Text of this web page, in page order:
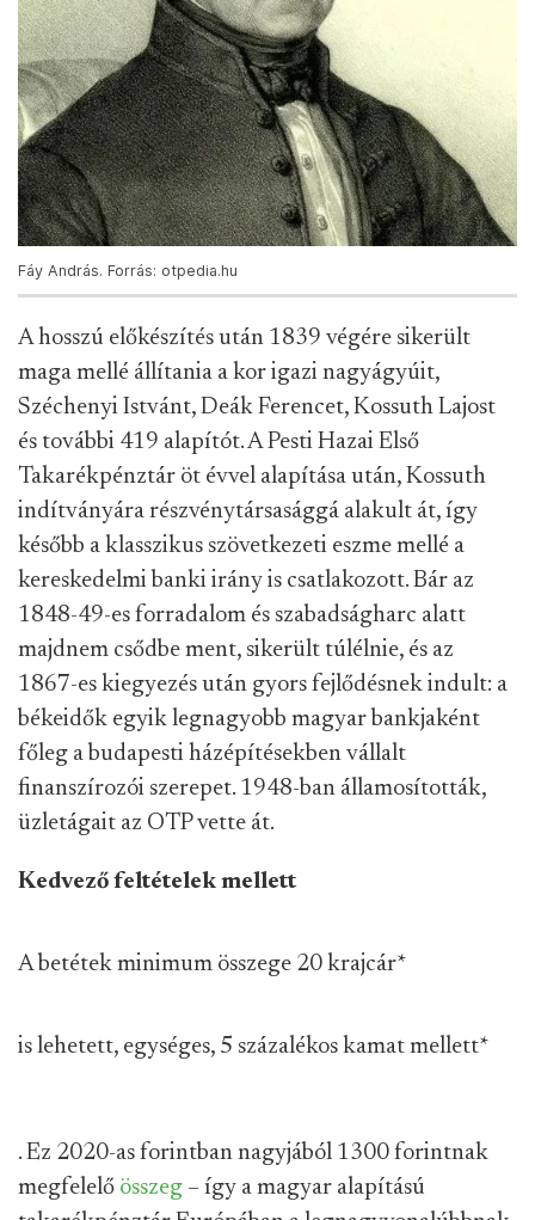
Fáy András. Forrás: otpedia.hu
A hosszú előkészítés után 1839 végére sikerült
maga mellé állítania a kor igazi nagyágyúit,
Széchenyi Istvánt, Deák Ferencet, Kossuth Lajost
és további 419 alapítót. A Pesti Hazai Első
Takarékpénztár öt évvel alapítása után, Kossuth
indítványára részvénytársasággá alakult át, így
később a klasszikus szövetkezeti eszme mellé a
kereskedelmi banki irány is csatlakozott. Bár az
1848-49-es forradalom és szabadságharc alatt
majdnem csődbe ment, sikerült túlélnie, és az
1867-es kiegyezés után gyors fejlődésnek indult: a
békeidők egyik legnagyobb magyar bankjaként
főleg a budapesti házépítésekben vállalt
finanszírozói szerepet. 1948-ban államosították,
üzletágait az OTP vette át.
Kedvező feltételek mellett
A betétek minimum összege 20 krajcár*
is lehetett, egységes, 5 százalékos kamat mellett*
. Ez 2020-as forintban nagyjából 1300 forintnak
megfelelő összeg – így a magyar alapítású